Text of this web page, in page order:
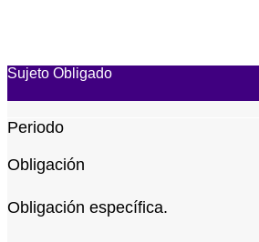
Sujeto Obligado
Periodo
Obligación
Obligación específica.